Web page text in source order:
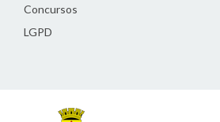
Concursos
LGPD